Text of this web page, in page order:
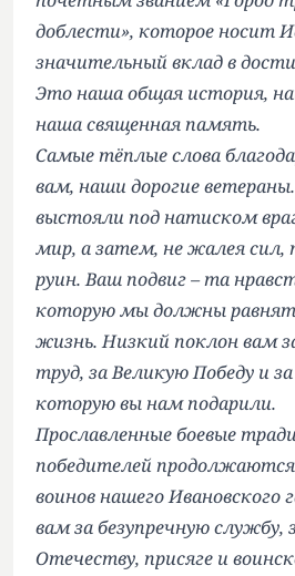
доблести», которое носит
значительный вклад в
Это наша общая история,
наша священная память.
Самые тёплые слова
вам, наши дорогие
выстояли под натиском
мир, а затем, не жалея сил,
руин. Ваш подвиг – та
которую мы должны
жизнь. Низкий поклон вам
труд, за Великую Победу и
которую вы нам подарили.
Прославленные боевые
победителей
воинов нашего Ивановского
вам за безупречную службу,
Отечеству, присяге и